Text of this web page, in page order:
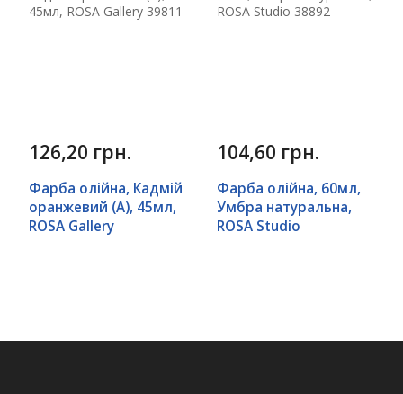
126,20 грн.
Фарба олійна, Кадмій
оранжевий (А), 45мл,
ROSA Gallery
104,60 грн.
Фарба олійна, 60мл,
Умбра натуральна,
ROSA Studio